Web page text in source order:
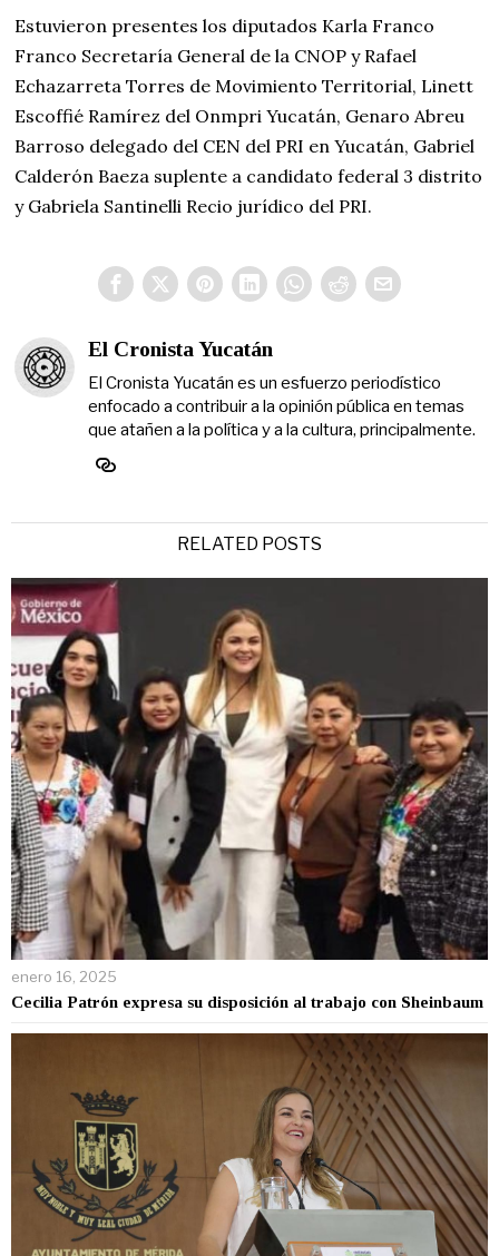
Estuvieron presentes los diputados Karla Franco
Franco Secretaría General de la CNOP y Rafael
Echazarreta Torres de Movimiento Territorial, Linett
Escoffié Ramírez del Onmpri Yucatán, Genaro Abreu
Barroso delegado del CEN del PRI en Yucatán, Gabriel
Calderón Baeza suplente a candidato federal 3 distrito
y Gabriela Santinelli Recio jurídico del PRI.
El Cronista Yucatán
El Cronista Yucatán es un esfuerzo periodístico
enfocado a contribuir a la opinión pública en temas
que atañen a la política y a la cultura, principalmente.
RELATED POSTS
enero 16, 2025
Cecilia Patrón expresa su disposición al trabajo con Sheinbaum